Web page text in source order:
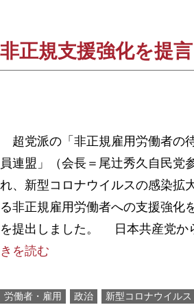
非正規支援強化を提
超党派の「非正規雇用労働者の
員連盟」（会長＝尾辻秀久自民党
れ、新型コロナウイルスの感染拡
る非正規雇用労働者への支援強化
を提出しました。 日本共産党か
きを読む
労働者・雇用 政治 新型コロナウイルス